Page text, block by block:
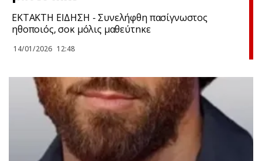
ΕΚΤΑΚΤΗ ΕΙΔΗΣΗ - Συνελήφθη πασίγνωστος
ηθοποιός, σoκ μόλις μαθεύτnκε
14/01/2026 12:48